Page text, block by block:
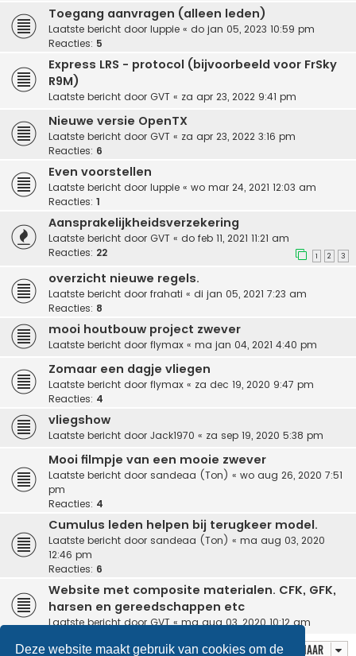
Deze website maakt gebruik van cookies om de
Toegang aanvragen (alleen leden)
Laatste bericht door luppie « do jan 05, 2023 10:59 pm
Reacties: 5
Express LRS - protocol (bijvoorbeeld voor FrSky
R9M)
Laatste bericht door GVT « za apr 23, 2022 9:41 pm
Nieuwe versie OpenTX
Laatste bericht door GVT « za apr 23, 2022 3:16 pm
Reacties: 6
Even voorstellen
Laatste bericht door luppie « wo mar 24, 2021 12:03 am
Reacties: 1
Aansprakelijkheidsverzekering
Laatste bericht door GVT « do feb 11, 2021 11:21 am
Reacties: 22 1 2 3
overzicht nieuwe regels.
Laatste bericht door frahati « di jan 05, 2021 7:23 am
Reacties: 8
mooi houtbouw project zwever
Laatste bericht door flymax « ma jan 04, 2021 4:40 pm
Zomaar een dagje vliegen
Laatste bericht door flymax « za dec 19, 2020 9:47 pm
Reacties: 4
vliegshow
Laatste bericht door Jack1970 « za sep 19, 2020 5:38 pm
Mooi filmpje van een mooie zwever
Laatste bericht door sandeaa (Ton) « wo aug 26, 2020 7:51
pm
Reacties: 4
Cumulus leden helpen bij terugkeer model.
Laatste bericht door sandeaa (Ton) « ma aug 03, 2020
12:46 pm
Reacties: 6
Website met composite materialen. CFK, GFK,
harsen en gereedschappen etc
Laatste bericht doorGVT«ma aug 03, 2020 10:12 am
Ga naar